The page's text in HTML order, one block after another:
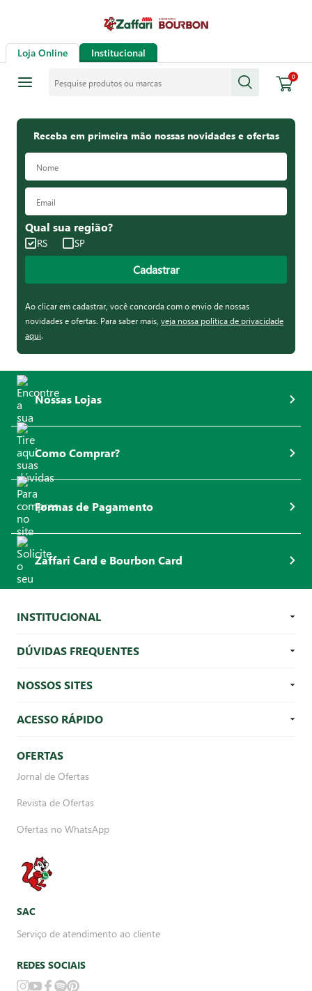
Loja Online Institucional
0
Receba em primeira mão nossas novidades e ofertas
Qual sua região?
RS SP
Cadastrar
Ao clicar em cadastrar, você concorda com o envio de nossas
novidades e ofertas. Para saber mais, veja nossa política de privacidade
aqui.
Nossas Lojas
Como Comprar?
Formas de Pagamento
Zaffari Card e Bourbon Card
INSTITUCIONAL
DÚVIDAS FREQUENTES
NOSSOS SITES
ACESSO RÁPIDO
OFERTAS
Jornal de Ofertas
Revista de Ofertas
Ofertas no WhatsApp
SAC
Serviço de atendimento ao cliente
REDES SOCIAIS